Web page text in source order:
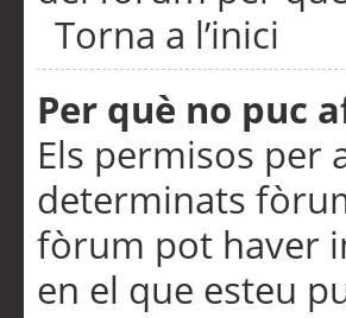
Torna a l’inici
Per què no puc
Els permisos per
determinats
fòrum pot haver
en el que esteu